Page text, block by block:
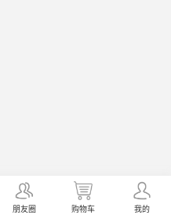
朋友圈 购物车 我的